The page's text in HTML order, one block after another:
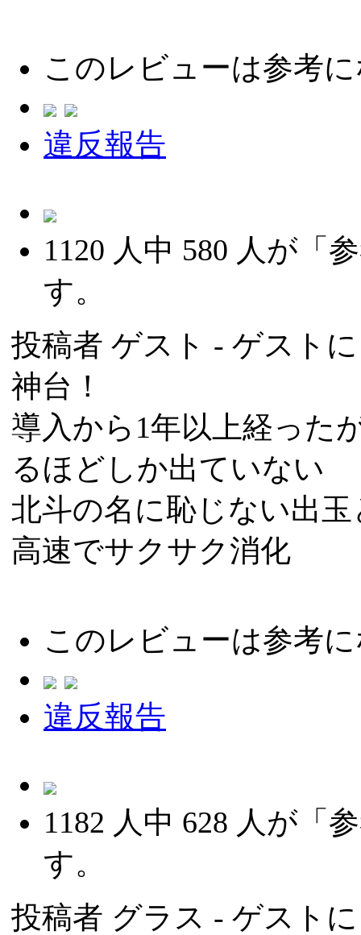
このレビューは参考
違反報告
1120 人中 580 人が「
す。
投稿者 ゲスト - ゲスト
神台！
導入から1年以上経った
るほどしか出ていない
北斗の名に恥じない出
高速でサクサク消化
このレビューは参考
違反報告
1182 人中 628 人が「
す。
投稿者 グラス - ゲスト